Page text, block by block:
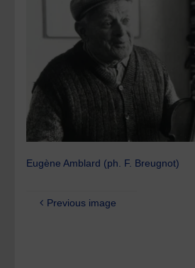
Eugène Amblard (ph. F. Breugnot)
Previous image